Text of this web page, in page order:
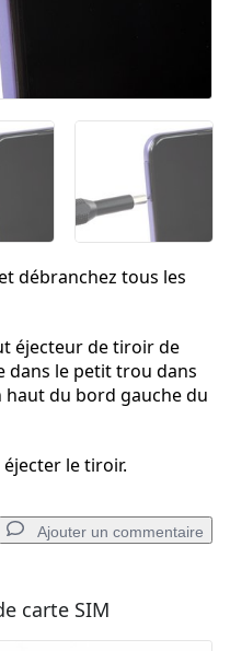
débranchez tous les
éjecteur de tiroir de
dans le petit trou dans
haut du bord gauche du
le tiroir.
Ajouter un commentaire
carte SIM